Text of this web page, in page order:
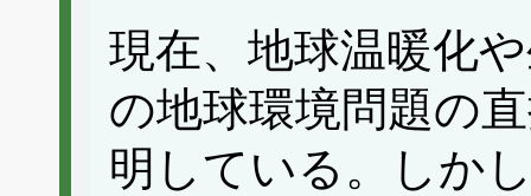
現在、地球温暖化
の地球環境問題の
明している。しか